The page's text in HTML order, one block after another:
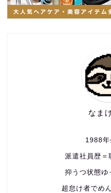
なま
1988年
派遣社員歴＝
抑うつ状態ゆ
超怠け者でめ